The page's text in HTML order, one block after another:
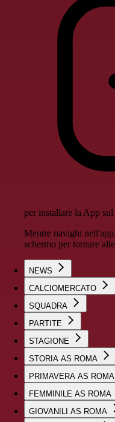
per installare la App
Mentre navighi
schermo per tornare
NEWS
CALCIOMERCATO
SQUADRA
PARTITE
STAGIONE
STORIA AS ROMA
PRIMAVERA AS ROMA
FEMMINILE AS ROMA
GIOVANILI AS ROMA